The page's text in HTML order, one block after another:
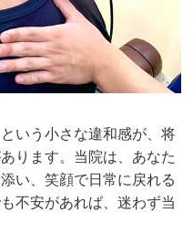
いう小さな違和感が、将
ります。当院は、あなた
い、笑顔で日常に戻れる
不安があれば、迷わず当